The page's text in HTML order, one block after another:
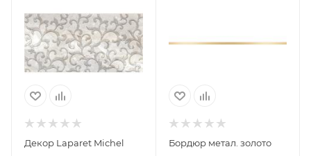
Декор Laparet Michel
Бордюр метал. золото